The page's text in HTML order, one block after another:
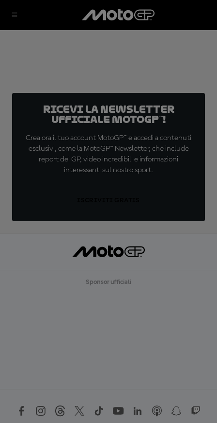
Ricevi la newsletter
ufficiale MotoGP™!
Crea ora il tuo account MotoGP™ e accedi a contenuti
esclusivi, come la MotoGP™ Newsletter, che include
report dei GP, video incredibili e informazioni
interessanti sul nostro sport.
Sponsor ufficiali